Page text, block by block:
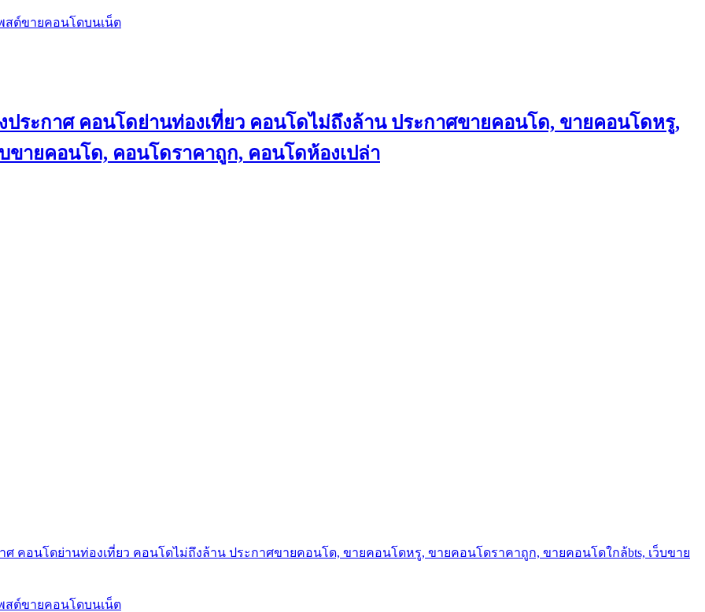
สต์ขายคอนโดบนเน็ต
ประกาศ คอนโดย่านท่องเที่ยว คอนโดไม่ถึงล้าน ประกาศขายคอนโด, ขายคอนโดหรู,
ขายคอนโด, คอนโดราคาถูก, คอนโดห้องเปล่า
ศ คอนโดย่านท่องเที่ยว คอนโดไม่ถึงล้าน ประกาศขายคอนโด, ขายคอนโดหรู, ขายคอนโดราคาถูก, ขายคอนโดใกล้bts, เว็บขาย
สต์ขายคอนโดบนเน็ต